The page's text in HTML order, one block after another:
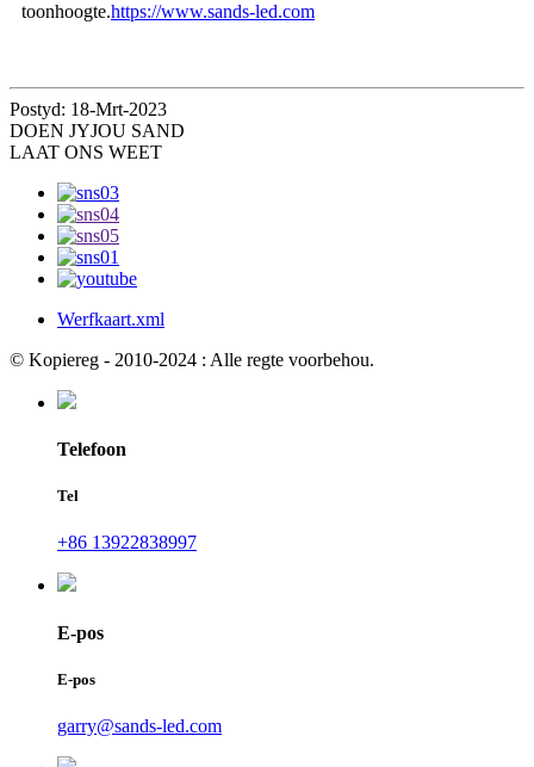
toonhoogte.https://www.sands-led.com
Postyd: 18-Mrt-2023
DOEN JYJOU SAND
LAAT ONS WEET
Werfkaart.xml
© Kopiereg - 2010-2024 : Alle regte voorbehou.
Telefoon
Tel
+86 13922838997
E-pos
E-pos
garry@sands-led.com